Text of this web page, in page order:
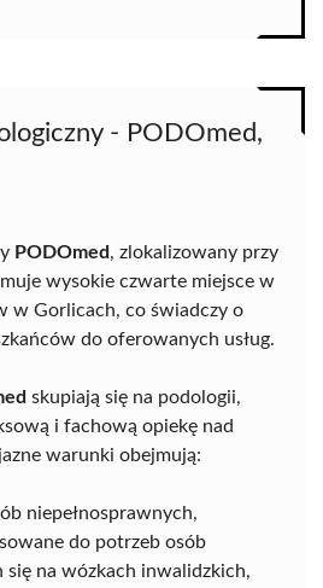
- PODOmed,
PODOmed, zlokalizowany przy
wysokie czwarte miejsce w
w Gorlicach, co świadczy o
do oferowanych usług.
skupiają się na podologii,
i fachową opiekę nad
warunki obejmują:
niepełnosprawnych,
do potrzeb osób
się na wózkach inwalidzkich,